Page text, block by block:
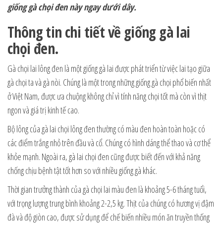
giống gà chọi đen này ngay dưới dây.
Thông tin chi tiết về giống gà lai
chọi đen.
Gà chọi lai lông đen là một giống gà lai được phát triển từ việc lai tạo giữa
gà chọi ta và gà nòi. Chúng là một trong những giống gà chọi phổ biến nhất
ở Việt Nam, được ưa chuộng không chỉ vì tính năng chọi tốt mà còn vì thịt
ngon và giá trị kinh tế cao.
Bộ lông của gà lai chọi lông đen thường có màu đen hoàn toàn hoặc có
các điểm trắng nhỏ trên đầu và cổ. Chúng có hình dáng thể thao và cơ thể
khỏe mạnh. Ngoài ra, gà lai chọi đen cũng được biết đến với khả năng
chống chịu bệnh tật tốt hơn so với nhiều giống gà khác.
Thời gian trưởng thành của gà chọi lai màu đen là khoảng 5-6 tháng tuổi,
với trọng lượng trung bình khoảng 2-2,5 kg. Thịt của chúng có hương vị đậm
đà và độ giòn cao, được sử dụng để chế biến nhiều món ăn truyền thống